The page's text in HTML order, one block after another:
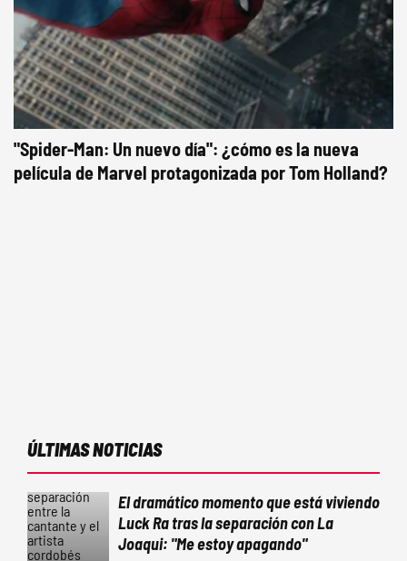
"Spider-Man: Un nuevo día": ¿cómo es la nueva
película de Marvel protagonizada por Tom Holland?
ÚLTIMAS NOTICIAS
El dramático momento que está viviendo
Luck Ra tras la separación con La
Joaqui: "Me estoy apagando"